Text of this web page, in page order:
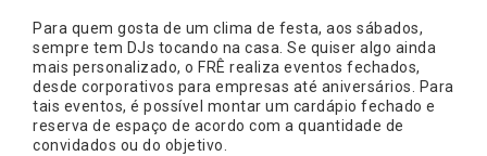
Para quem gosta de um clima de festa, aos sábados,
sempre tem DJs tocando na casa. Se quiser algo ainda
mais personalizado, o FRÊ realiza eventos fechados,
desde corporativos para empresas até aniversários. Para
tais eventos, é possível montar um cardápio fechado e
reserva de espaço de acordo com a quantidade de
convidados ou do objetivo.